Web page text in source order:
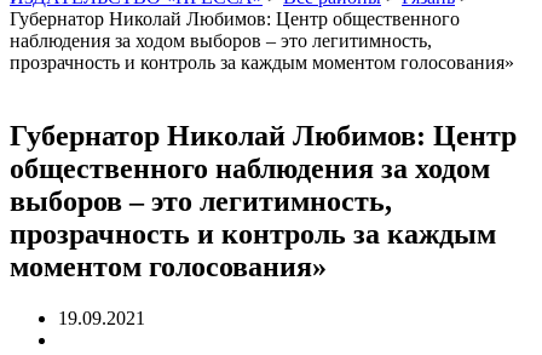
Губернатор Николай Любимов: Центр общественного
наблюдения за ходом выборов – это легитимность,
прозрачность и контроль за каждым моментом голосования»
Губернатор Николай Любимов: Центр
общественного наблюдения за ходом
выборов – это легитимность,
прозрачность и контроль за каждым
моментом голосования»
19.09.2021